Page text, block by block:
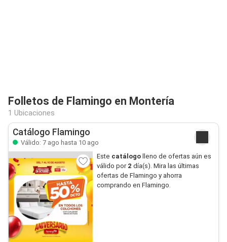
Folletos de Flamingo en Montería
1 Ubicaciones
Catálogo Flamingo
Válido: 7 ago hasta 10 ago
Este catálogolleno de ofertas aún es
válido por 2 día(s). Mira las últimas
ofertas de Flamingo y ahorra
comprando en Flamingo.